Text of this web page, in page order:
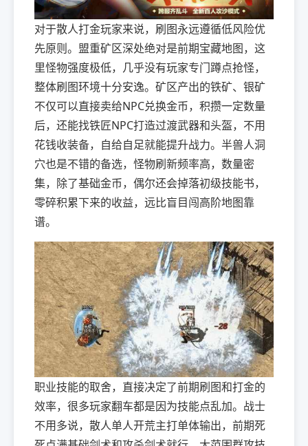
对于散人打金玩家来说，刷图永远遵循低风险优
先原则。盟重矿区深处绝对是前期宝藏地图，这
里怪物强度极低，几乎没有玩家专门蹲点抢怪，
整体刷图环境十分安逸。矿区产出的铁矿、银矿
不仅可以直接卖给NPC兑换金币，积攒一定数量
后，还能找铁匠NPC打造过渡武器和头盔，不用
花钱收装备，自给自足就能提升战力。半兽人洞
穴也是不错的备选，怪物刷新频率高，数量密
集，除了基础金币，偶尔还会掉落初级技能书，
零碎积累下来的收益，远比盲目闯高阶地图靠
谱。
职业技能的取舍，直接决定了前期刷图和打金的
效率，很多玩家翻车都是因为技能点乱加。战士
不用多说，散人单人开荒主打单体输出，前期死